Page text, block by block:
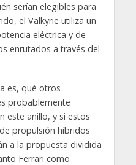
serían elegibles para
el Valkyrie utiliza un
eléctrica y de
enrutados a través del
es, qué otros
probablemente
este anillo, y si estos
propulsión híbridos
a la propuesta dividida
Ferrari como